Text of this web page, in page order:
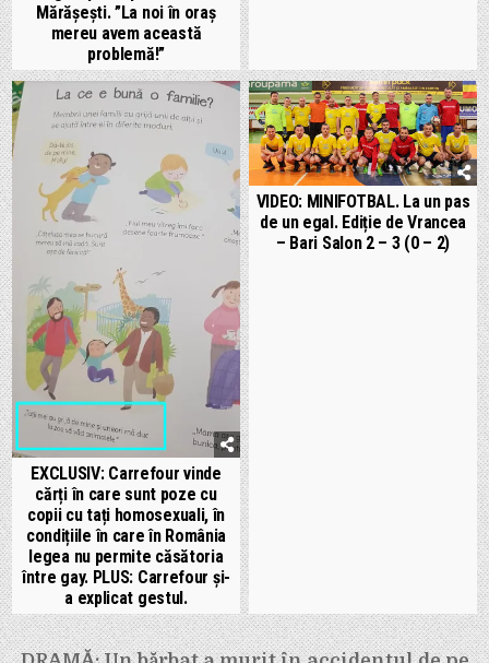
Mărășești. ”La noi în oraș
mereu avem această
problemă!”
EXCLUSIV: Carrefour vinde
cărți în care sunt poze cu
copii cu tați homosexuali, în
condițiile în care în România
legea nu permite căsătoria
între gay. PLUS: Carrefour și-
a explicat gestul.
VIDEO: MINIFOTBAL. La un pas
de un egal. Ediție de Vrancea
– Bari Salon 2 – 3 (0 – 2)